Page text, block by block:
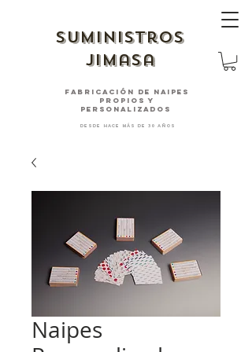
suministros
jimasa
fabricación de naipes
PROPIOS Y
PERSONALIZADOS
desde hace más de 30 años
Naipes